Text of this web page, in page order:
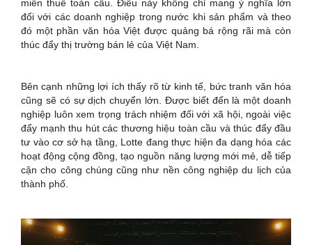
miễn thuế toàn cầu. Điều này không chỉ mang ý nghĩa lớn
đối với các doanh nghiệp trong nước khi sản phẩm và theo
đó một phần văn hóa Việt được quảng bá rộng rãi mà còn
thúc đẩy thị trường bán lẻ của Việt Nam.
Bên cạnh những lợi ích thấy rõ từ kinh tế, bức tranh văn hóa
cũng sẽ có sự dịch chuyển lớn. Được biết đến là một doanh
nghiệp luôn xem trọng trách nhiệm đối với xã hội, ngoài việc
đẩy mạnh thu hút các thương hiệu toàn cầu và thúc đẩy đầu
tư vào cơ sở hạ tầng, Lotte đang thực hiện đa dạng hóa các
hoạt động cộng đồng, tạo nguồn năng lượng mới mẻ, dễ tiếp
cận cho công chúng cũng như nền công nghiệp du lịch của
thành phố.